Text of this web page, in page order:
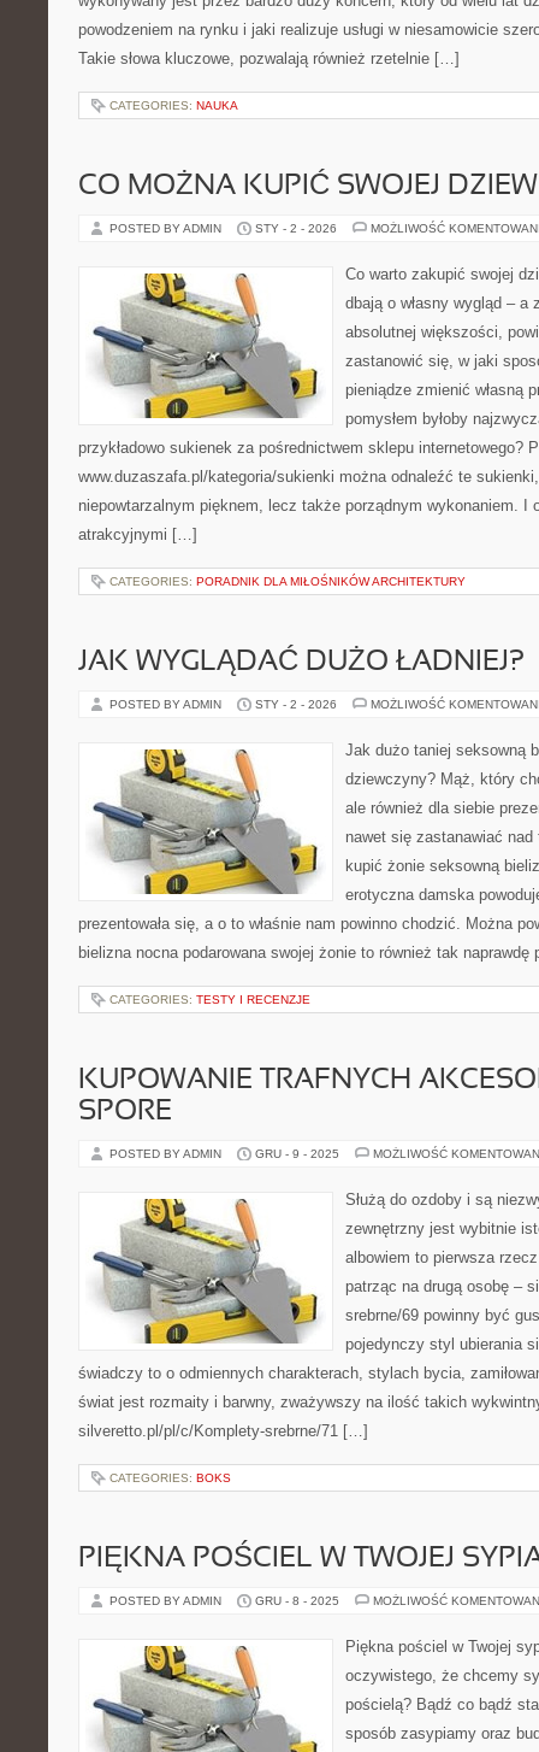
powodzeniem na rynku i jaki realizuje usługi w niesamowicie
Takie słowa kluczowe, pozwalają również rzetelnie […]
CATEGORIES: NAUKA
CO MOŻNA KUPIĆ SWOJEJ
POSTED BY ADMIN STY - 2 - 2026 MOŻLIWOŚĆ
Co warto zakupić swojej
dbają o własny wygląd – a
absolutnej większości,
zastanowić się, w jaki
pieniądze zmienić własną
pomysłem byłoby
przykładowo sukienek za pośrednictwem sklepu internetowego?
www.duzaszafa.pl/kategoria/sukienki można odnaleźć te
niepowtarzalnym pięknem, lecz także porządnym wykonaniem. I
atrakcyjnymi […]
CATEGORIES: PORADNIK DLA MIŁOŚNIKÓW ARCHITEKTURY
JAK WYGLĄDAĆ DUŻO ŁADNIEJ?
POSTED BY ADMIN STY - 2 - 2026 MOŻLIWOŚĆ
Jak dużo taniej seksowną
dziewczyny? Mąż, który
ale również dla siebie
nawet się zastanawiać
kupić żonie seksowną
erotyczna damska
prezentowała się, a o to właśnie nam powinno chodzić. Można
bielizna nocna podarowana swojej żonie to również tak
CATEGORIES: TESTY I RECENZJE
KUPOWANIE TRAFNYCH
SPORE
POSTED BY ADMIN GRU - 9 - 2025 MOŻLIWOŚĆ
Służą do ozdoby i są
zewnętrzny jest wybitnie
albowiem to pierwsza
patrząc na drugą osobę –
srebrne/69 powinny być
pojedynczy styl ubierania
świadczy to o odmiennych charakterach, stylach bycia,
świat jest rozmaity i barwny, zważywszy na ilość takich
silveretto.pl/pl/c/Komplety-srebrne/71 […]
CATEGORIES: BOKS
PIĘKNA POŚCIEL W TWOJEJ
POSTED BY ADMIN GRU - 8 - 2025 MOŻLIWOŚĆ
Piękna pościel w Twojej
oczywistego, że chcemy
pościelą? Bądź co bądź
sposób zasypiamy oraz